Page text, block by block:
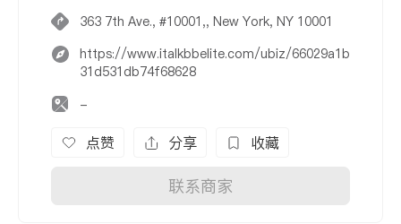
363 7th Ave., #10001,, New York, NY 10001
https://www.italkbbelite.com/ubiz/66029a1b
31d531db74f68628
-
点赞 分享 收藏
联系商家